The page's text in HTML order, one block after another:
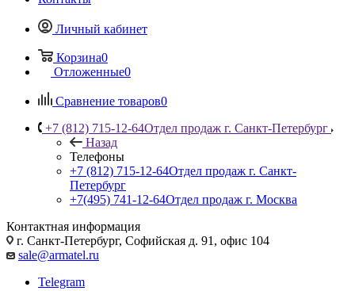
Личный кабинет
Корзина0
Отложенные0
Сравнение товаров0
+7 (812) 715-12-64Отдел продаж г. Санкт-Петербург
Назад
Телефоны
+7 (812) 715-12-64Отдел продаж г. Санкт-
Петербург
+7(495) 741-12-64Отдел продаж г. Москва
Контактная информация
г. Санкт-Петербург, Софийская д. 91, офис 104
sale@armatel.ru
Telegram